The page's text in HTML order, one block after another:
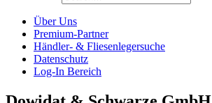
Über Uns
Premium-Partner
Händler- & Fliesenlegersuche
Datenschutz
Log-In Bereich